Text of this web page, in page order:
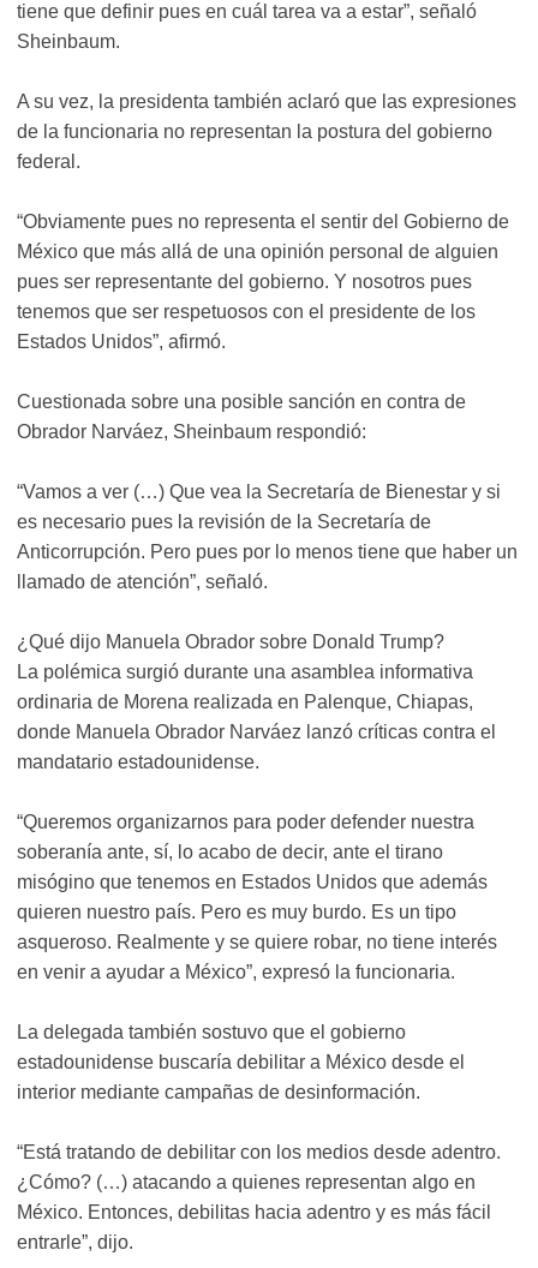
tiene que definir pues en cuál tarea va a estar”, señaló
Sheinbaum.
A su vez, la presidenta también aclaró que las expresiones
de la funcionaria no representan la postura del gobierno
federal.
“Obviamente pues no representa el sentir del Gobierno de
México que más allá de una opinión personal de alguien
pues ser representante del gobierno. Y nosotros pues
tenemos que ser respetuosos con el presidente de los
Estados Unidos”, afirmó.
Cuestionada sobre una posible sanción en contra de
Obrador Narváez, Sheinbaum respondió:
“Vamos a ver (…) Que vea la Secretaría de Bienestar y si
es necesario pues la revisión de la Secretaría de
Anticorrupción. Pero pues por lo menos tiene que haber un
llamado de atención”, señaló.
¿Qué dijo Manuela Obrador sobre Donald Trump?
La polémica surgió durante una asamblea informativa
ordinaria de Morena realizada en Palenque, Chiapas,
donde Manuela Obrador Narváez lanzó críticas contra el
mandatario estadounidense.
“Queremos organizarnos para poder defender nuestra
soberanía ante, sí, lo acabo de decir, ante el tirano
misógino que tenemos en Estados Unidos que además
quieren nuestro país. Pero es muy burdo. Es un tipo
asqueroso. Realmente y se quiere robar, no tiene interés
en venir a ayudar a México”, expresó la funcionaria.
La delegada también sostuvo que el gobierno
estadounidense buscaría debilitar a México desde el
interior mediante campañas de desinformación.
“Está tratando de debilitar con los medios desde adentro.
¿Cómo? (…) atacando a quienes representan algo en
México. Entonces, debilitas hacia adentro y es más fácil
entrarle”, dijo.